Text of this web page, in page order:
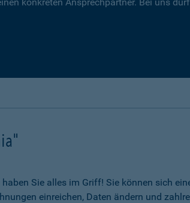
Sie alles im Griff! Sie können sich
einreichen, Daten ändern und